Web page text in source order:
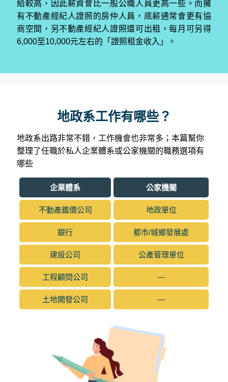
給較高，因此薪資會比一般公職人員更高一些。而擁
有不動產經紀人證照的房仲人員，底薪通常會更有協
商空間，另不動產經紀人證照還可出租，每月可另得
6,000至10,000元左右的「證照租金收入」。
地政系工作有哪些？
地政系出路非常不錯，工作機會也非常多；本篇幫你
整理了任職於私人企業體系或公家機關的職務選項有
哪些
企業體系 公家機關
不動產鑑價公司 地政單位
銀行 都市/城鄉發展處
建設公司 公產管理單位
工程顧問公司 —
土地開發公司 —